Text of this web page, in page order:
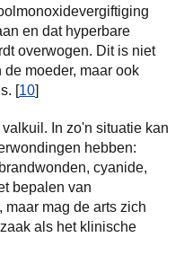
en dat hyperbare
overwogen. Dit is niet
moeder, maar ook
[10]
In zo'n situatie kan
hebben:
cyanide,
bepalen van
mag de arts zich
als het klinische